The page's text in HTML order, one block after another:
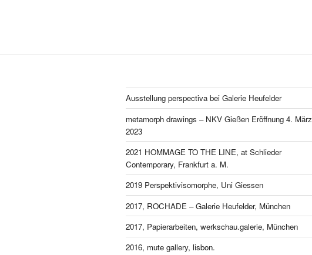
Ausstellung perspectiva bei Galerie Heufelder
metamorph drawings – NKV Gießen Eröffnung 4. März
2023
2021 HOMMAGE TO THE LINE, at Schlieder
Contemporary, Frankfurt a. M.
2019 Perspektivisomorphe, Uni Giessen
2017, ROCHADE – Galerie Heufelder, München
2017, Papierarbeiten, werkschau.galerie, München
2016, mute gallery, lisbon.